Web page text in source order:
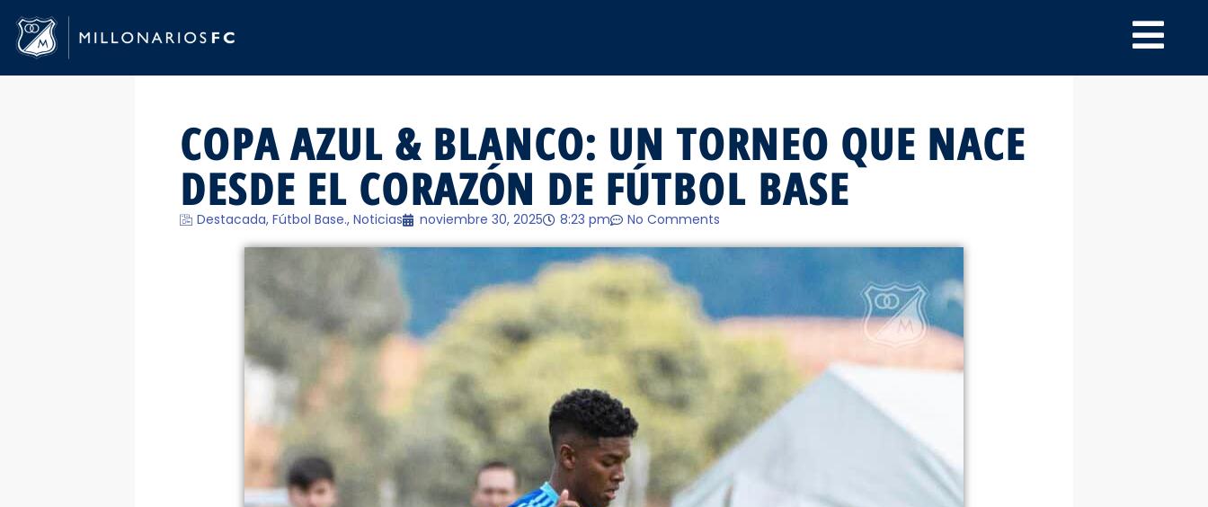
COPA AZUL & BLANCO: UN TORNEO QUE NACE
DESDE EL CORAZÓN DE FÚTBOL BASE
Destacada, Fútbol Base., Noticias noviembre 30, 2025 8:23 pm No Comments